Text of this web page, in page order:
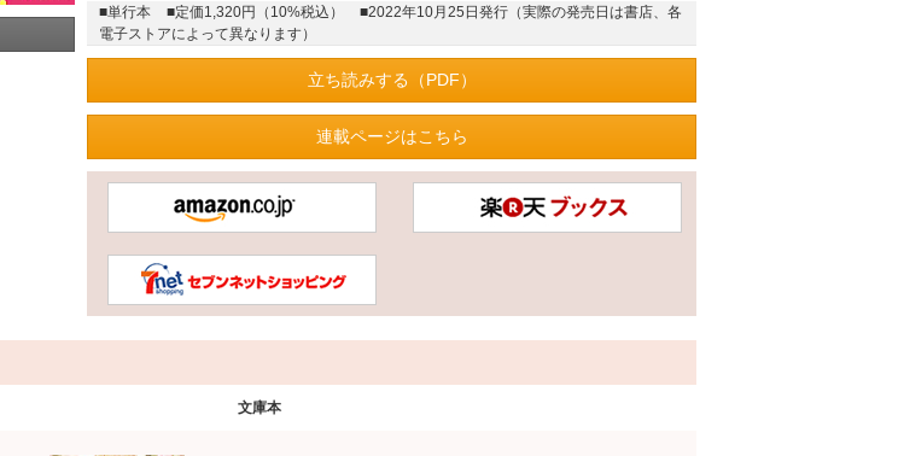
■単行本 ■定価1,320円（10%税込）
■2022年10月25日発行（実際の発売日は書店、各
電子ストアによって異なります）
立ち読みする（PDF）
連載ページはこちら
文庫本